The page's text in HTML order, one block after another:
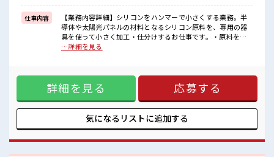
■職場の雰囲気
活気あふれる20代活躍中の職場です☆
休憩室完備でランチや休憩も充実しそう♪
持ち物が多いあなたにもぴったり☆
ロッカー付き職場♪
仕事内容
【業務内容詳細】シリコンをハンマーで小さくする業務。半
導体や太陽光パネルの材料となるシリコン原料を、専用の器
具を使って小さく加工・仕分けするお仕事です。・原料を適
切なサイズに砕く軽作業・砕いた原料を容器に移して整理・
業で収入アップ≫ 残業は月20時間未満で、 ほどよく稼げます
♪ 制服があると毎日の服選びに悩まずOK♪ ≪未経験でも活
躍できる≫ 新しいことにチャレンジするのは不安だけど、 し
っかり働く環境が整っています！ イチからスキルUP・ステッ
プUP目指していきましょう！ ≪様々なお仕事をご提案≫ 一人
で悩まず気軽に相談できる、 派遣のお仕事です！ ■職場の雰
チや休憩も充実しそう♪ 持ち物が多いあなたにもぴったり☆
ロッカー付き職場♪
…詳細を見る
詳細を見る 応募する
気になるリストに追加する